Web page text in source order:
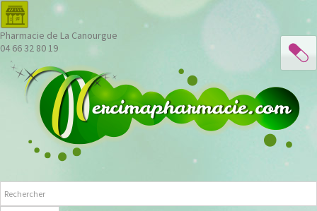
Pharmacie de La Canourgue
04 66 32 80 19